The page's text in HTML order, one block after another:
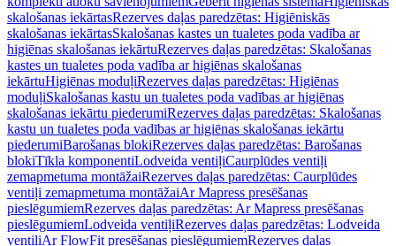
skalošanas iekārtasRezerves daļas paredzētas: Higiēniskās
skalošanas iekārtasSkalošanas kastes un tualetes poda vadība ar
higiēnas skalošanas iekārtuRezerves daļas paredzētas: Skalošanas
kastes un tualetes poda vadība ar higiēnas skalošanas
iekārtuHigiēnas moduļiRezerves daļas paredzētas: Higiēnas
moduļiSkalošanas kastu un tualetes poda vadības ar higiēnas
skalošanas iekārtu piederumiRezerves daļas paredzētas: Skalošanas
kastu un tualetes poda vadības ar higiēnas skalošanas iekārtu
piederumiBarošanas blokiRezerves daļas paredzētas: Barošanas
blokiTīkla komponentiLodveida ventiļiCaurplūdes ventiļi
zemapmetuma montāžaiRezerves daļas paredzētas: Caurplūdes
ventiļi zemapmetuma montāžaiAr Mapress presēšanas
pieslēgumiemRezerves daļas paredzētas: Ar Mapress presēšanas
pieslēgumiemLodveida ventiļiRezerves daļas paredzētas: Lodveida
ventiļiAr FlowFit presēšanas pieslēgumiemRezerves daļas